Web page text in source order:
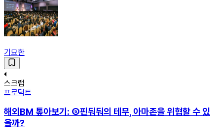
기묘한
스크랩
프로덕트
해외BM 톺아보기: ⑤핀둬둬의 테무, 아마존을 위협할 수 있
을까?